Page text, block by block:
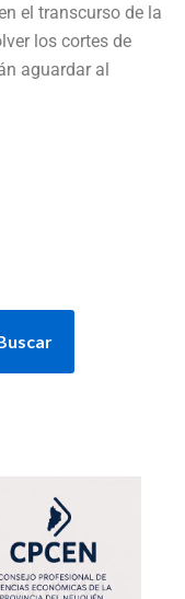
el transcurso de la
los cortes de
aguardar al